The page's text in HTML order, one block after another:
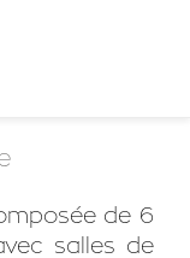
de 6
salles de